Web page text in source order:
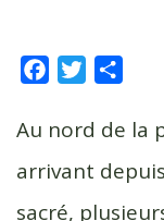
c
b
o
i
t
e
r
a
g
Au nord de la
arrivant
sacré,